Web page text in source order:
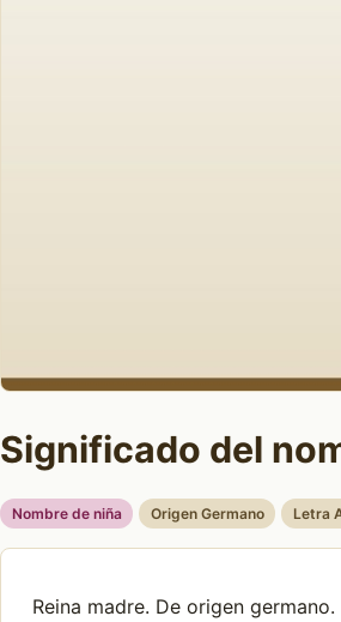
Significado del
Nombre de niña Origen Germano Letra
Reina madre. De origen